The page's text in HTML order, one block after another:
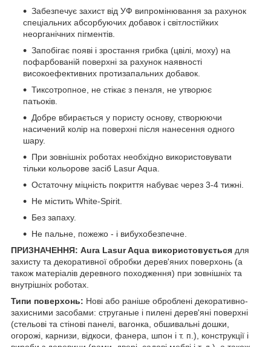
Забезпечує захист від УФ випромінювання за рахунок
спеціальних абсорбуючих добавок і світлостійких
неорганічних пігментів.
Запобігає появі і зростання грибка (цвілі, моху) на
пофарбованій поверхні за рахунок наявності
високоефективних протизапальних добавок.
Тиксотропное, не стікає з пензля, не утворює
патьоків.
Добре вбирається у пористу основу, створюючи
насичений колір на поверхні після нанесення одного
шару.
При зовнішніх роботах необхідно використовувати
тільки кольорове засіб Lasur Aqua.
Остаточну міцність покриття набуває через 3-4 тижні.
Не містить White-Spirit.
Без запаху.
Не пальне, пожежо - і вибухобезпечне.
ПРИЗНАЧЕННЯ: Aura Lasur Aqua використовується для
захисту та декоративної обробки дерев'яних поверхонь (а
також матеріалів деревного походження) при зовнішніх та
внутрішніх роботах.
Типи поверхонь: Нові або раніше оброблені декоративно-
захисними засобами: струганые і пилені дерев'яні поверхні
(стельові та стінові панелі, вагонка, обшивальні дошки,
огорожі, карнизи, відкоси, фанера, шпон і т. п.), конструкції і